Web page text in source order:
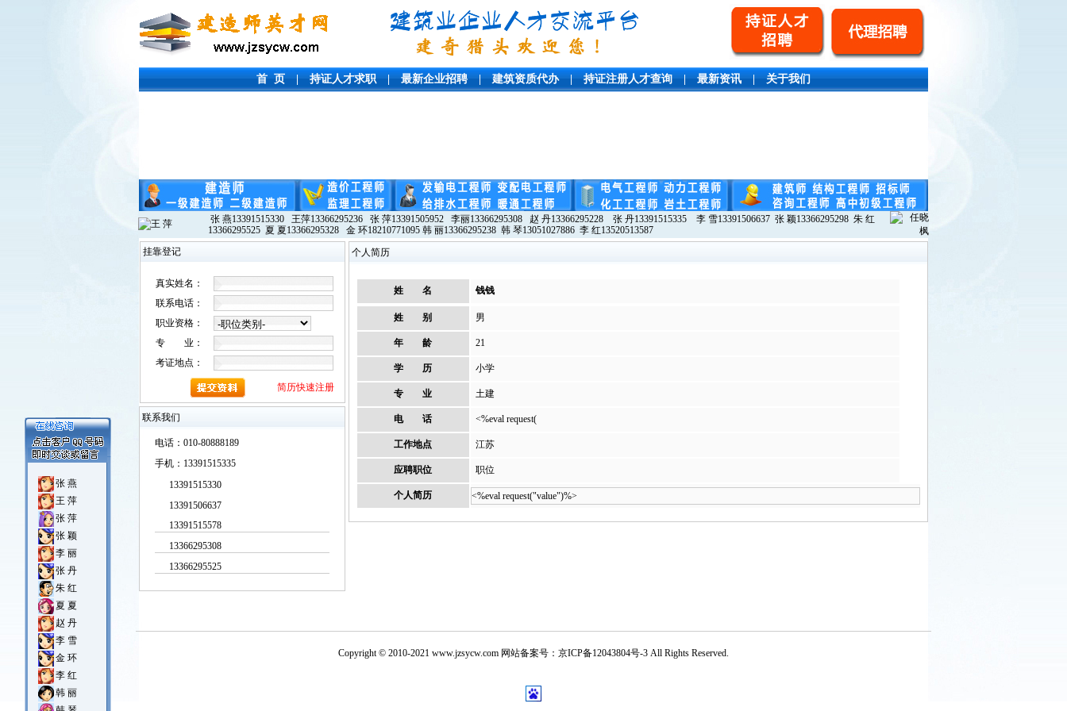
首 页|持证人才求职|最新企业招聘|建筑资质代办|持证注册人才查询|最新资讯|关于我们
张 燕13391515330 王萍13366295236 张 萍13391505952 李丽13366295308 赵 丹13366295228 张 丹13391515335 李 雪13391506637 张 颖13366295298 朱 红
13366295525 夏 夏13366295328 金 环18210771095 韩 丽13366295238 韩 琴13051027886 李 红13520513587
挂靠登记
真实姓名：
联系电话：
职业资格：
专 业：
考证地点：
简历快速注册
联系我们
电话：010-80888189
手机：13391515335
13391515330
13391506637
13391515578
13366295308
13366295525
个人简历
姓 名 钱钱
姓 别 男
年 龄 21
学 历 小学
专 业 土建
电 话 <%eval request(
工作地点 江苏
应聘职位 职位
个人简历 <%eval request("value")%>
Copyright © 2010-2021 www.jzsycw.com 网站备案号： 京ICP备12043804号-3 All Rights Reserved.
张 燕
王 萍
张 萍
张 颖
李 丽
张 丹
朱 红
夏 夏
赵 丹
李 雪
金 环
李 红
韩 丽